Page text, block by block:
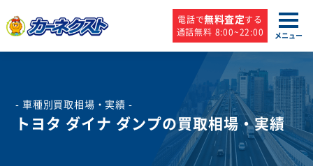
電話で無料査定する
通話無料 8:00~22:00
メニュー
- 車種別買取相場・実績 -
トヨタ ダイナ ダンプの買取相場・実績